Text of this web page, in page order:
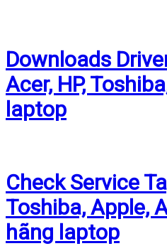
Downloads
Acer, HP,
laptop
Check Service
Toshiba, Apple,
hãng laptop